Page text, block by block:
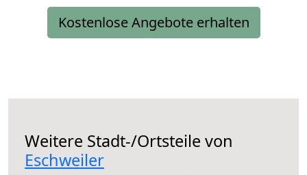
Kostenlose Angebote erhalten
Weitere Stadt-/Ortsteile von
Eschweiler